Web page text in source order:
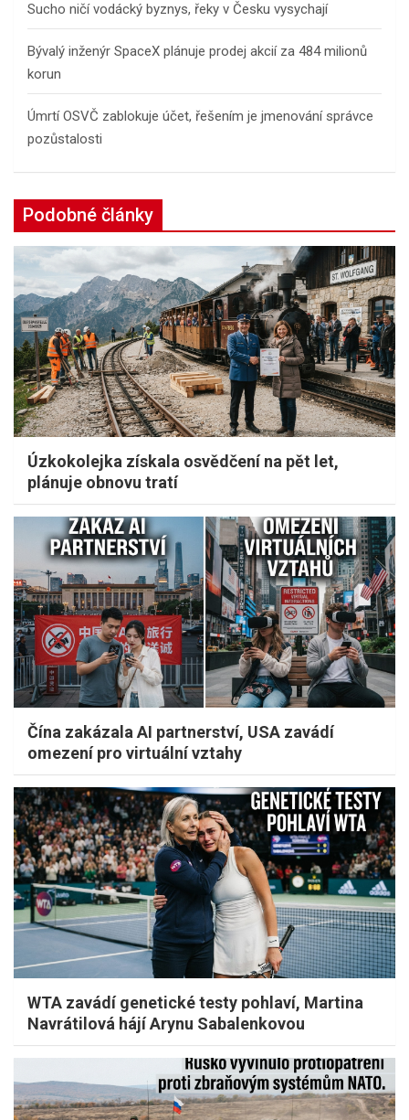
Sucho ničí vodácký byznys, řeky v Česku vysychají
Bývalý inženýr SpaceX plánuje prodej akcií za 484 milionů
korun
Úmrtí OSVČ zablokuje účet, řešením je jmenování správce
pozůstalosti
Podobné články
Úzkokolejka získala osvědčení na pět let,
plánuje obnovu tratí
Čína zakázala AI partnerství, USA zavádí
omezení pro virtuální vztahy
WTA zavádí genetické testy pohlaví, Martina
Navrátilová hájí Arynu Sabalenkovou